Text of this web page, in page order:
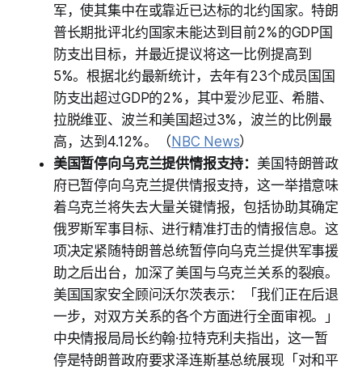
军，使其集中在或靠近已达标的北约国家。特朗
普长期批评北约国家未能达到目前2%的GDP国
防支出目标，并最近提议将这一比例提高到
5%。根据北约最新统计，去年有23个成员国国
防支出超过GDP的2%，其中爱沙尼亚、希腊、
拉脱维亚、波兰和美国超过3%，波兰的比例最
高，达到4.12%。（NBC News）
美国暂停向乌克兰提供情报支持： 美国特朗普政
府已暂停向乌克兰提供情报支持，这一举措意味
着乌克兰将失去大量关键情报，包括协助其确定
俄罗斯军事目标、进行精准打击的情报信息。这
项决定紧随特朗普总统暂停向乌克兰提供军事援
助之后出台，加深了美国与乌克兰关系的裂痕。
美国国家安全顾问沃尔茨表示：「我们正在后退
一步，对双方关系的各个方面进行全面审视。」
中央情报局局长约翰·拉特克利夫指出，这一暂
停是特朗普政府要求泽连斯基总统展现「对和平